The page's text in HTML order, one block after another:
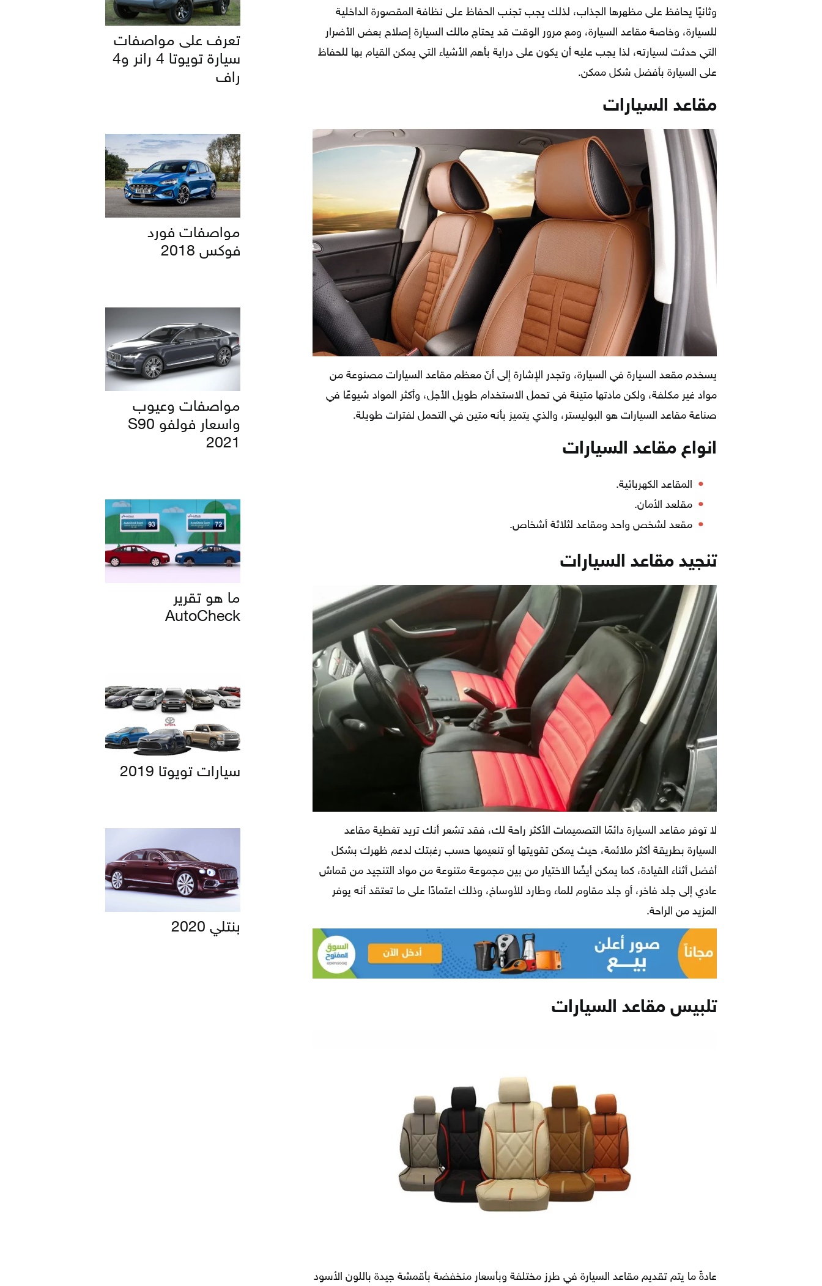
وثانيًا يحافظ على مظهرها الجذاب، لذلك يجب تجنب الحفاظ على نظافة المقصورة الداخلية
للسيارة، وخاصة مقاعد السيارة، ومع مرور الوقت قد يحتاج مالك السيارة إصلاح بعض الأضرار
التي حدثت لسيارته، لذا يجب عليه أن يكون على دراية بأهم الأشياء التي يمكن القيام بها للحفاظ
على السيارة بأفضل شكل ممكن.
مقاعد السيارات
يسخدم مقعد السيارة في السيارة، وتجدر الإشارة إلى أنّ معظم مقاعد السيارات مصنوعة من
مواد غير مكلفة، ولكن مادتها متينة في تحمل الاستخدام طويل الأجل، وأكثر المواد شيوعًا في
صناعة مقاعد السيارات هو البوليستر، والذي يتميز بأنه متين في التحمل لفترات طويلة.
انواع مقاعد السيارات
المقاعد الكهربائية.
مقلعد الأمان.
مقعد لشخص واحد ومقاعد لثلاثة أشخاص.
تنجيد مقاعد السيارات
لا توفر مقاعد السيارة دائمًا التصميمات الأكثر راحة لك، فقد تشعر أنك تريد تغطية مقاعد
السيارة بطريقة أكثر ملائمة، حيث يمكن تقويتها أو تنعيمها حسب رغبتك لدعم ظهرك بشكل
أفضل أثناء القيادة، كما يمكن أيضًا الاختيار من بين مجموعة متنوعة من مواد التنجيد من قماش
عادي إلى جلد فاخر، أو جلد مقاوم للماء وطارد للأوساخ، وذلك اعتمادًا على ما تعتقد أنه يوفر
المزيد من الراحة.
تلبيس مقاعد السيارات
عادةً ما يتم تقديم مقاعد السيارة في طرز مختلفة وبأسعار منخفضة بأقمشة جيدة باللون الأسود
تعرف على مواصفات
سيارة تويوتا 4 رانر و4
راف
مواصفات فورد
فوكس 2018
مواصفات وعيوب
واسعار فولفو S90
2021
ما هو تقرير
AutoCheck
سيارات تويوتا 2019
بنتلي 2020